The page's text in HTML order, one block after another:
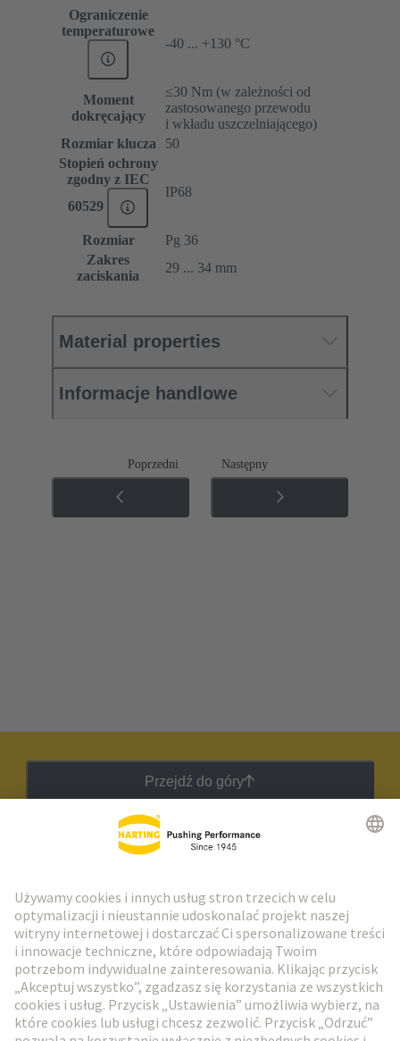
Ograniczenie
temperaturowe
-40 ... +130 °C
Moment
dokręcający
≤30 Nm (w zależności od
zastosowanego przewodu
i wkładu uszczelniającego)
Rozmiar klucza
50
Stopień ochrony
zgodny z IEC
60529
IP68
Rozmiar
Pg 36
Zakres
zaciskania
29 ... 34 mm
Material properties
Informacje handlowe
Poprzedni Następny
Przejdź do góry
Przejdź do rejestracji
Social Media